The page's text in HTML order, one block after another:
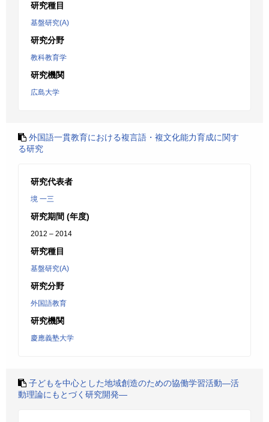
研究種目
基盤研究(A)
研究分野
教科教育学
研究機関
広島大学
外国語一貫教育における複言語・複文化能力育成に関す
る研究
研究代表者
境 一三
研究期間 (年度)
2012 – 2014
研究種目
基盤研究(A)
研究分野
外国語教育
研究機関
慶應義塾大学
子どもを中心とした地域創造のための協働学習活動―活
動理論にもとづく研究開発―